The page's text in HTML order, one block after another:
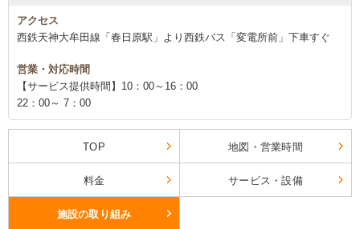
アクセス
西鉄天神大牟田線「春日原駅」より西鉄バス「変電所前」下車すぐ
営業・対応時間
【サービス提供時間】10：00～16：00
22：00～ 7：00
TOP 地図・営業時間
料金 サービス・設備
施設の取り組み